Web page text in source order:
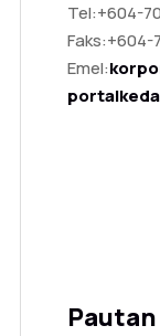
Tel:+604-
Faks:+604-
Emel:
Pautan